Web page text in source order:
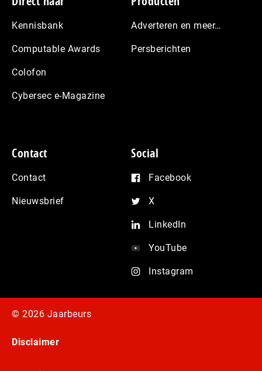
Kennisbank
Computable Awards
Colofon
Cybersec e-Magazine
Adverteren en meer…
Persberichten
Contact
Contact
Nieuwsbrief
Social
Facebook
X
LinkedIn
YouTube
Instagram
© 2026 Jaarbeurs
Disclaimer